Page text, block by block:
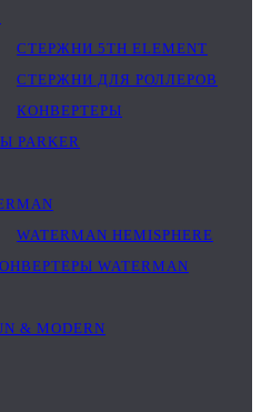
СТЕРЖНИ 5TH ELEMENT
СТЕРЖНИ ДЛЯ РОЛЛЕРОВ
КОНВЕРТЕРЫ
PARKER
WATERMAN HEMISPHERE
WATERMAN
& MODERN